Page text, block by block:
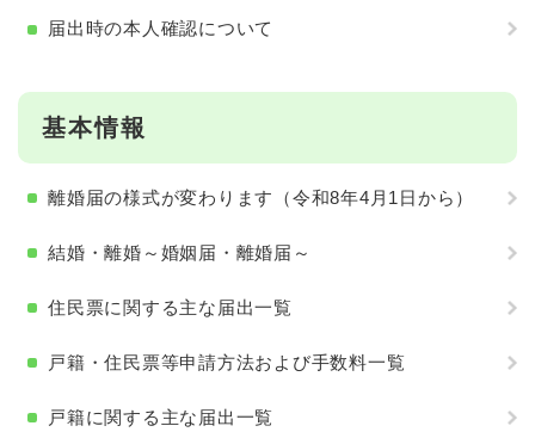
届出時の本人確認について
基本情報
離婚届の様式が変わります（令和8年4月1日から）
結婚・離婚～婚姻届・離婚届～
住民票に関する主な届出一覧
戸籍・住民票等申請方法および手数料一覧
戸籍に関する主な届出一覧